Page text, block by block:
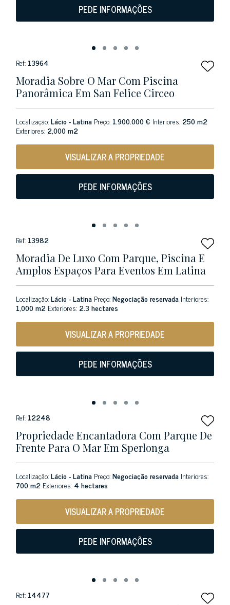
PEDE INFORMAÇÕES
Ref: 13964
Moradia Sobre O Mar Com Piscina
Panorâmica Em San Felice Circeo
Localização:Lácio - Latina Preço: 1.900.000 € Interiores: 250 m2
Exteriores: 2,000 m2
VISUALIZAR A PROPRIEDADE
PEDE INFORMAÇÕES
Ref: 13982
Moradia De Luxo Com Parque, Piscina E
Amplos Espaços Para Eventos Em Latina
Localização:Lácio - Latina Preço:Negociação reservada Interiores:
1,000 m2 Exteriores: 2.3 hectares
VISUALIZAR A PROPRIEDADE
PEDE INFORMAÇÕES
Ref: 12248
Propriedade Encantadora Com Parque De
Frente Para O Mar Em Sperlonga
Localização:Lácio - Latina Preço:Negociação reservada Interiores:
700 m2 Exteriores: 4 hectares
VISUALIZAR A PROPRIEDADE
PEDE INFORMAÇÕES
Ref: 14477